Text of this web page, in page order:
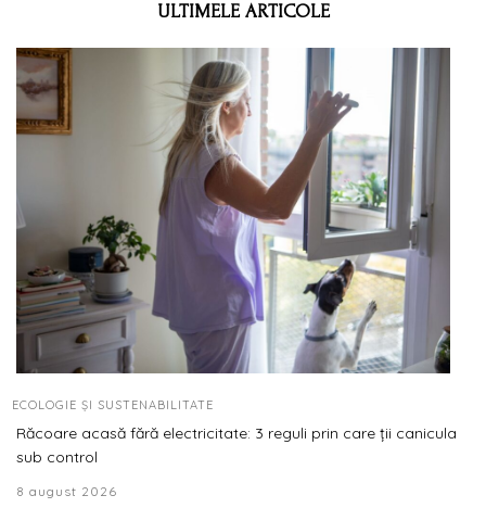
ULTIMELE ARTICOLE
ECOLOGIE ȘI SUSTENABILITATE
Răcoare acasă fără electricitate: 3 reguli prin care ții canicula
sub control
8 august 2026